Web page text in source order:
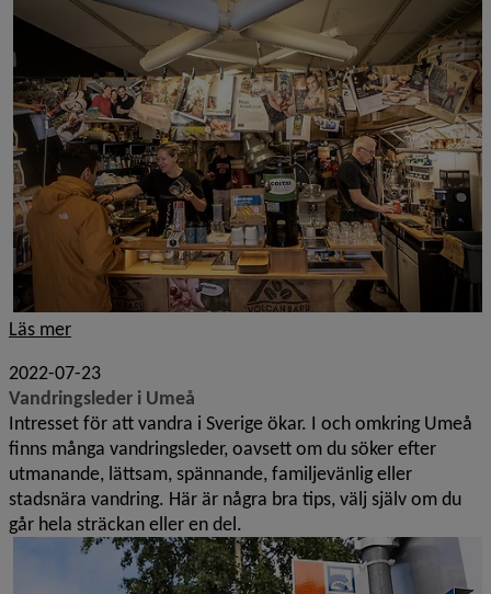
Läs mer
2022-07-23
Vandringsleder i Umeå
Intresset för att vandra i Sverige ökar. I och omkring Umeå
finns många vandringsleder, oavsett om du söker efter
utmanande, lättsam, spännande, familjevänlig eller
stadsnära vandring. Här är några bra tips, välj själv om du
går hela sträckan eller en del.